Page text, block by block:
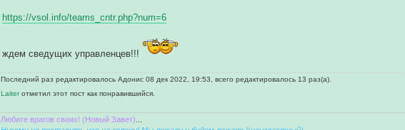
https://vsol.info/teams_cntr.php?num=6
ждем сведущих управленцев!!!
Последний раз редактировалось Адонис 08 дек 2022, 19:53, всего редактировалось 13 раз(а).
Laiterотметил этот пост как понравившийся.
Любите врагов своих! (Новый Завет)